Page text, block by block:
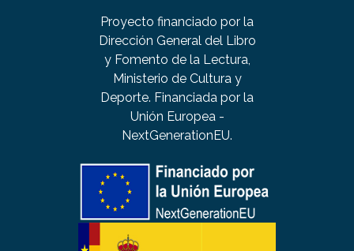
Proyecto financiado por la
Dirección General del Libro
y Fomento de la Lectura,
Ministerio de Cultura y
Deporte. Financiada por la
Unión Europea -
NextGenerationEU.